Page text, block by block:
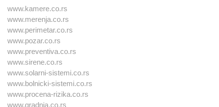
www.kamere.co.rs
www.merenja.co.rs
www.perimetar.co.rs
www.pozar.co.rs
www.preventiva.co.rs
www.sirene.co.rs
www.solarni-sistemi.co.rs
www.bolnicki-sistemi.co.rs
www.procena-rizika.co.rs
www.gradnja.co.rs